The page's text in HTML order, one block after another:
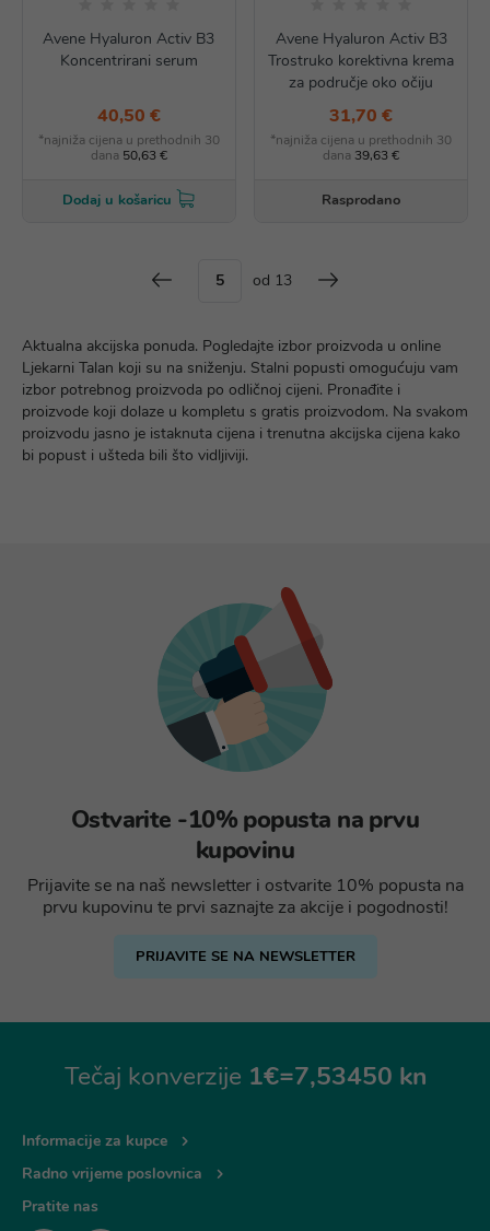
Avene Hyaluron Activ B3
Koncentrirani serum
40,50 €
*najniža cijena u prethodnih 30
dana 50,63 €
Dodaj u košaricu
Avene Hyaluron Activ B3
Trostruko korektivna krema
za područje oko očiju
31,70 €
*najniža cijena u prethodnih 30
dana 39,63 €
Rasprodano
od 13
Aktualna akcijska ponuda. Pogledajte izbor proizvoda u online
Ljekarni Talan koji su na sniženju. Stalni popusti omogućuju vam
izbor potrebnog proizvoda po odličnoj cijeni. Pronađite i
proizvode koji dolaze u kompletu s gratis proizvodom. Na svakom
proizvodu jasno je istaknuta cijena i trenutna akcijska cijena kako
bi popust i ušteda bili što vidljiviji.
Ostvarite -10% popusta na prvu
kupovinu
Prijavite se na naš newsletter i ostvarite 10% popusta na
prvu kupovinu te prvi saznajte za akcije i pogodnosti!
PRIJAVITE SE NA NEWSLETTER
Tečaj konverzije 1€=7,53450 kn
Informacije za kupce
Radno vrijeme poslovnica
Pratite nas